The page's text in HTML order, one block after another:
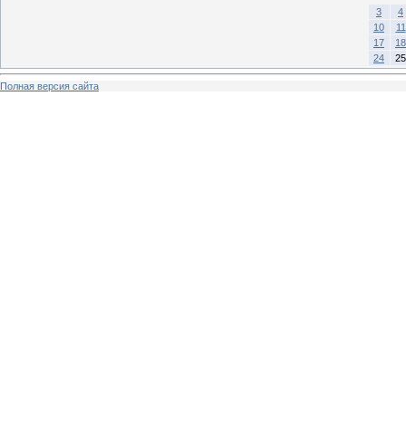
3
4
10
11
17
18
24
25
Полная версия сайта